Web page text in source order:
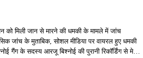
मिली जान से मारने की धमकी के मामले में जांच
जांच के मुताबिक, सोशल मीडिया पर वायरल हुए धमकी
गैंग के सदस्य आरजू बिश्नोई की पुरानी रिकॉर्डिंग से मेल